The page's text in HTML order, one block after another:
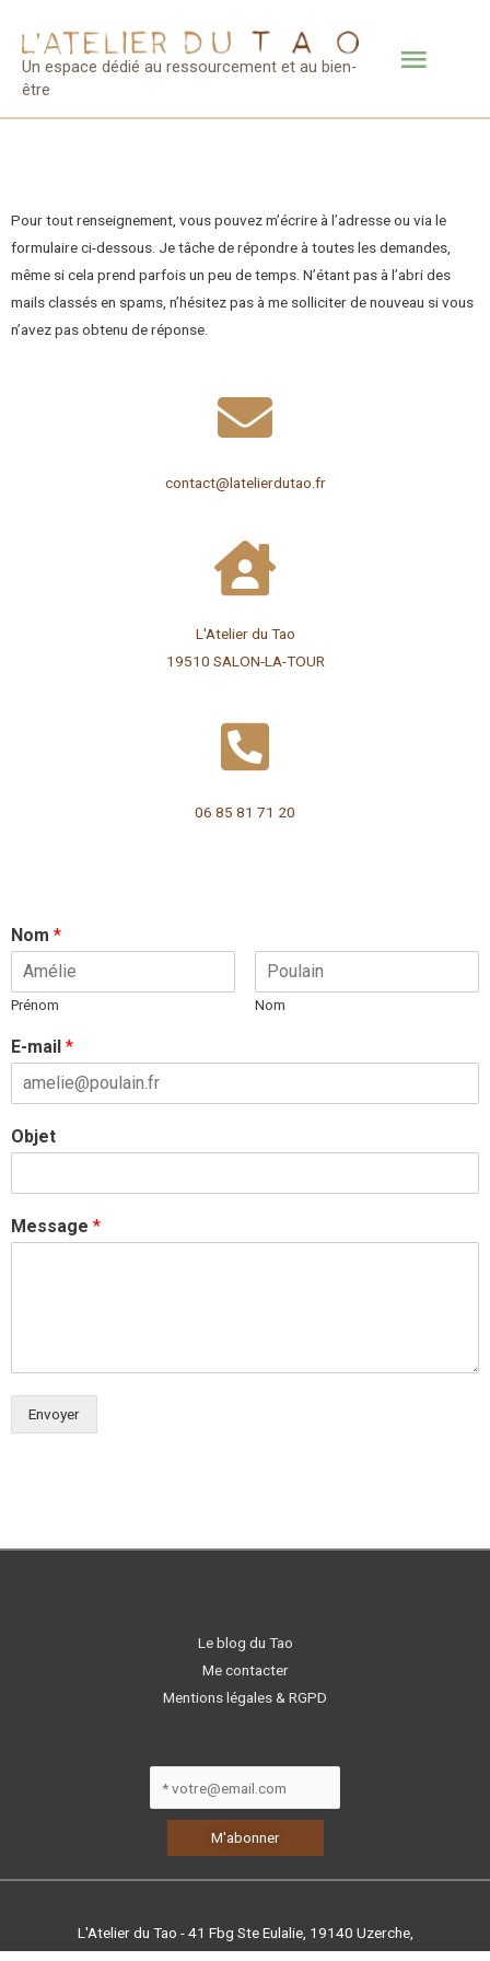
Un espace dédié au ressourcement et au bien-
être
Pour tout renseignement, vous pouvez m’écrire à l’adresse ou via le
formulaire ci-dessous. Je tâche de répondre à toutes les demandes,
même si cela prend parfois un peu de temps. N’étant pas à l’abri des
mails classés en spams, n’hésitez pas à me solliciter de nouveau si vous
n’avez pas obtenu de réponse.
contact@latelierdutao.fr
L'Atelier du Tao
19510 SALON-LA-TOUR
06 85 81 71 20
Nom *
Prénom Nom
E-mail *
Objet
Message *
Envoyer
Le blog du Tao
Me contacter
Mentions légales & RGPD
L'Atelier du Tao - 41 Fbg Ste Eulalie, 19140 Uzerche,